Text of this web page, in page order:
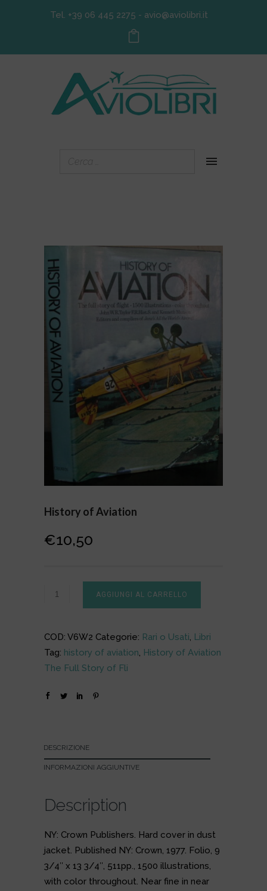
Tel. +39 06 445 2275 - avio@aviolibri.it
History of Aviation
€10,50
AGGIUNGI AL CARRELLO
COD: V6W2 Categorie: Rari o Usati, Libri
Tag: history of aviation, History of Aviation
The Full Story of Fli
DESCRIZIONE
INFORMAZIONI AGGIUNTIVE
Description
NY: Crown Publishers. Hard cover in dust
jacket. Published NY: Crown, 1977. Folio, 9
3/4″ x 13 3/4″, 511pp., 1500 illustrations,
with color throughout. Near fine in near